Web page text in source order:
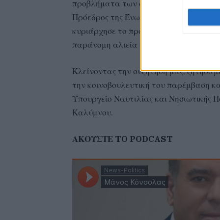
προβλήματα των αλιέων στα
Πρόεδρος της Ένωσης Αλιέων Μέσης
κυριάρχησε το πρόβλημα που έχει
παράνομη αλιεία τουρκικών
Κλείνοντας την συζήτηση μας,
την κοινοβουλευτική του παρέμβαση
Υπουργείο Ναυτιλίας και Νησιωτικής
Καλύμνου.
ΑΚΟΥΣΤΕ TO PODCAST